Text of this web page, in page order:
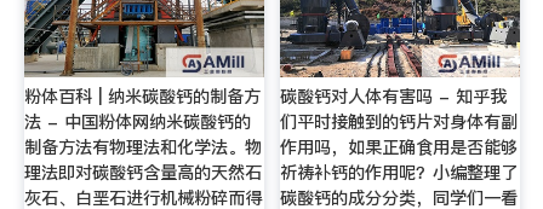
粉体百科 | 纳米碳酸钙的制备方
法 - 中国粉体网纳米碳酸钙的
制备方法有物理法和化学法。物
理法即对碳酸钙含量高的天然石
灰石、白垩石进行机械粉碎而得
碳酸钙对人体有害吗 - 知乎我
们平时接触到的钙片对身体有副
作用吗，如果正确食用是否能够
祈祷补钙的作用呢？小编整理了
碳酸钙的成分分类，同学们一看